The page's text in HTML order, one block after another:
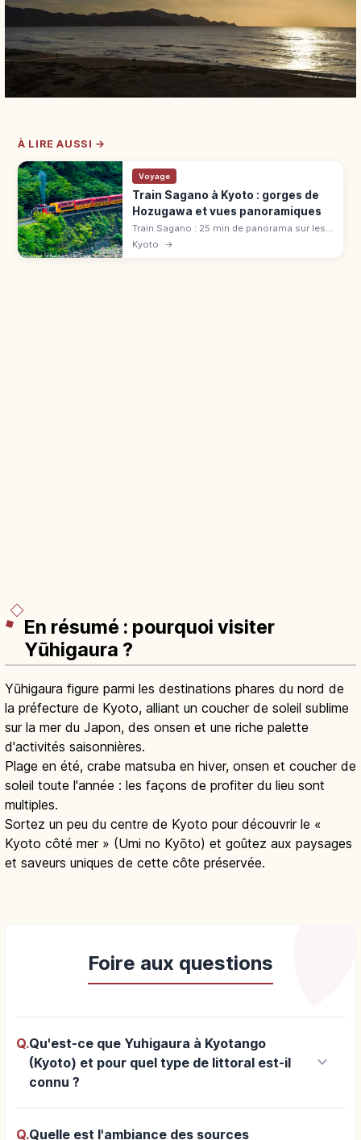
À LIRE AUSSI →
Voyage
Train Sagano à Kyoto : gorges de
Hozugawa et vues panoramiques
Train Sagano : 25 min de panorama sur les
gorges de Hozugawa (7,3 km). Tarif 880 ¥,
voiture « The Rich », réservation cerisiers et
Kyoto →
En résumé : pourquoi visiter
Yūhigaura ?
Yūhigaura figure parmi les destinations phares du nord de
la préfecture de Kyoto, alliant un coucher de soleil sublime
sur la mer du Japon, des onsen et une riche palette
d'activités saisonnières.
Plage en été, crabe matsuba en hiver, onsen et coucher de
soleil toute l'année : les façons de profiter du lieu sont
multiples.
Sortez un peu du centre de Kyoto pour découvrir le «
Kyoto côté mer » (Umi no Kyōto) et goûtez aux paysages
et saveurs uniques de cette côte préservée.
Foire aux questions
Q.Qu'est-ce que Yuhigaura à Kyotango
(Kyoto) et pour quel type de littoral est-il
connu ?
keyboard_arrow_down
Q.Quelle est l'ambiance des sources